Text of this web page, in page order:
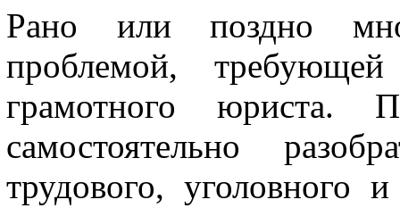
Рано или поздно
проблемой,
грамотного юриста.
самостоятельно
трудового, уголовного